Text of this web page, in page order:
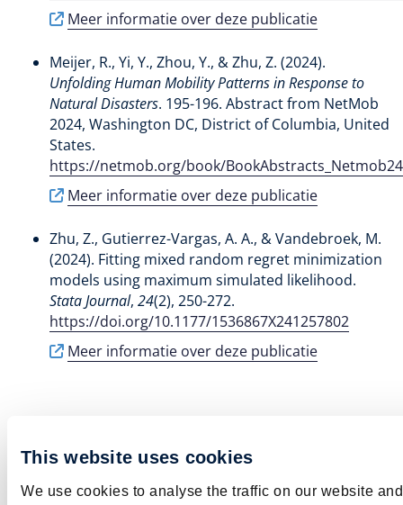
This website uses cookies
We use cookies to analyse the traffic on our website
Meer informatie over deze publicatie
Meijer, R., Yi, Y., Zhou, Y., & Zhu, Z. (2024).
Unfolding Human Mobility Patterns in Response to
Natural Disasters. 195-196. Abstract from NetMob
2024, Washington DC, District of Columbia, United
States.
https://netmob.org/book/
Meer informatie over deze publicatie
Zhu, Z., Gutierrez-Vargas, A. A., & Vandebroek, M.
(2024). Fitting mixed random regret minimization
models using maximum simulated likelihood.
Stata Journal, 24(2), 250-272.
https://doi.org/10.1177/1536867X241257802
Meer informatie over deze publicatie
ziyue​.​zhu​@​maastricht​university​​.​nl
Twitter